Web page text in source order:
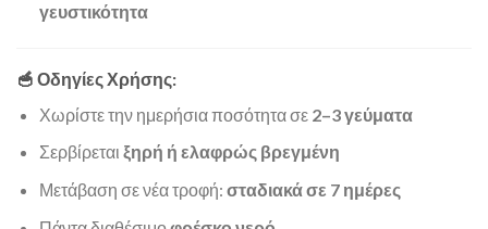
γευστικότητα
🥣 Οδηγίες Χρήσης:
Χωρίστε την ημερήσια ποσότητα σε 2–3 γεύματα
Σερβίρεται ξηρή ή ελαφρώς βρεγμένη
Μετάβαση σε νέα τροφή: σταδιακά σε 7 ημέρες